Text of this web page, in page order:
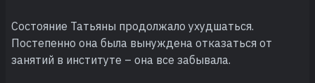
Состояние Татьяны продолжало ухудшаться.
Постепенно она была вынуждена отказаться от
занятий в институте – она все забывала.